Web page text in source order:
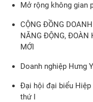
Mở rộng không gian
CỘNG ĐỒNG
NĂNG ĐỘNG, ĐOÀN
MỚI
Doanh nghiệp Hưng
Đại hội đại biểu Hiệp
thứ I